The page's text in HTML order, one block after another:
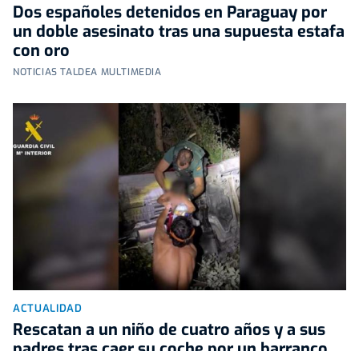
Dos españoles detenidos en Paraguay por
un doble asesinato tras una supuesta estafa
con oro
NOTICIAS TALDEA MULTIMEDIA
ACTUALIDAD
Rescatan a un niño de cuatro años y a sus